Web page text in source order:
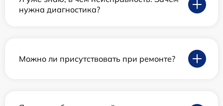
нужна диагностика?
Можно ли присутствовать при ремонте?